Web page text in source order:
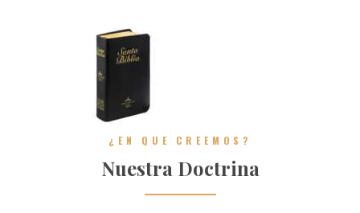
¿EN QUE CREEMOS?
Nuestra Doctrina